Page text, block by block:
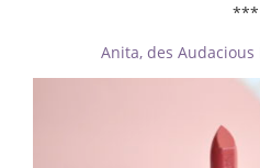
***
Anita, des Audacious